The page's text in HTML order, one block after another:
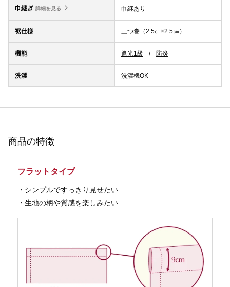
巾継ぎ 詳細を見る 巾継あり
裾仕様 三つ巻（2.5㎝×2.5㎝）
機能 遮光1級 防炎
洗濯 洗濯機OK
商品の特徴
フラットタイプ
・シンプルですっきり見せたい
・生地の柄や質感を楽しみたい